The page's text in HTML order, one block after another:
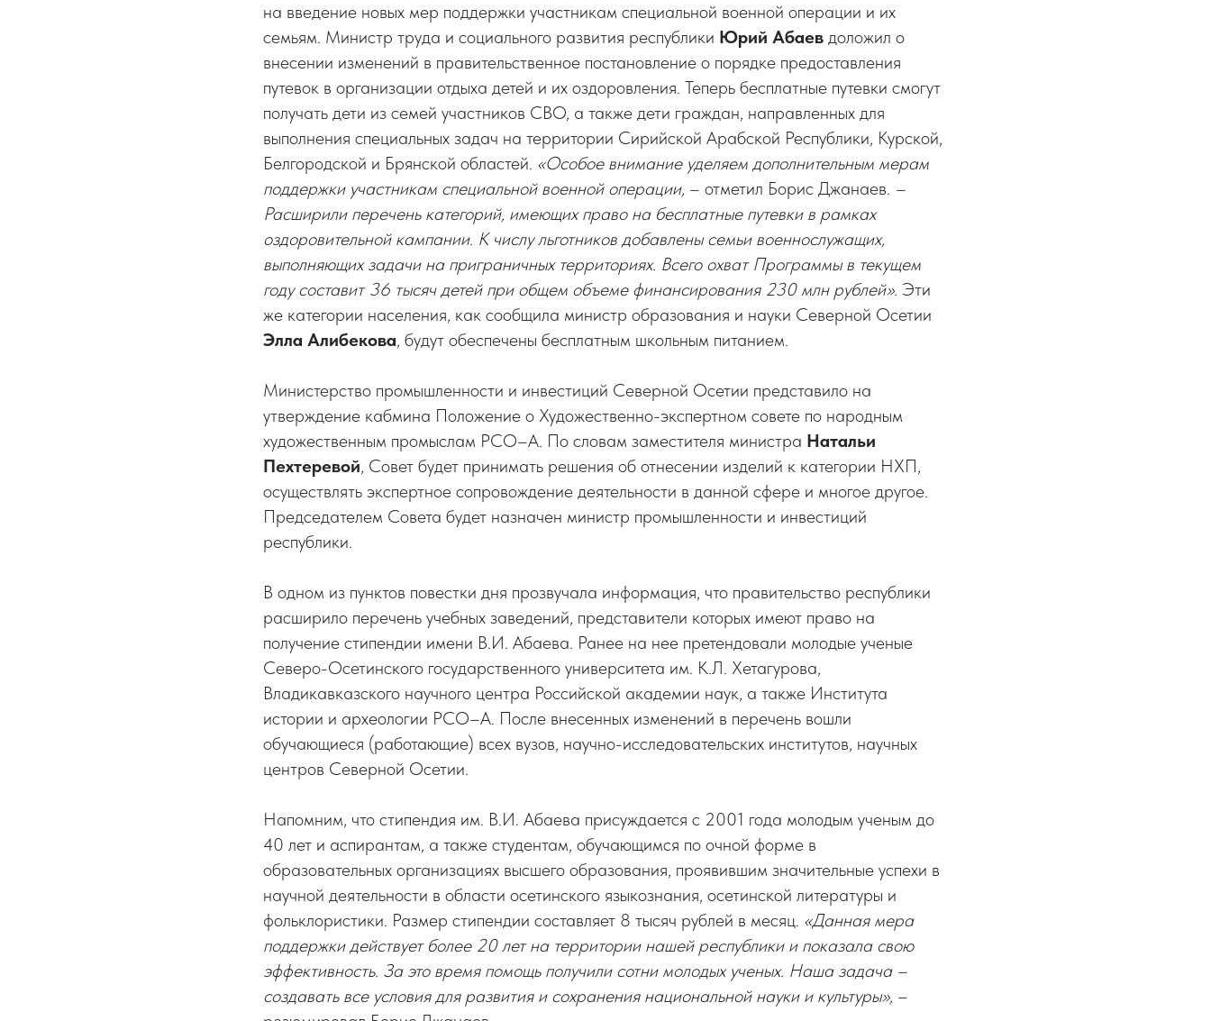
на введение новых мер поддержки участникам специальной военной операции и их
семьям. Министр труда и социального развития республики Юрий Абаев доложил о
внесении изменений в правительственное постановление о порядке предоставления
путевок в организации отдыха детей и их оздоровления. Теперь бесплатные путевки смогут
получать дети из семей участников СВО, а также дети граждан, направленных для
выполнения специальных задач на территории Сирийской Арабской Республики, Курской,
Белгородской и Брянской областей. «Особое внимание уделяем дополнительным мерам
поддержки участникам специальной военной операции, – отметил Борис Джанаев. –
Расширили перечень категорий, имеющих право на бесплатные путевки в рамках
оздоровительной кампании. К числу льготников добавлены семьи военнослужащих,
выполняющих задачи на приграничных территориях. Всего охват Программы в текущем
году составит 36 тысяч детей при общем объеме финансирования 230 млн рублей». Эти
же категории населения, как сообщила министр образования и науки Северной Осетии
Элла Алибекова, будут обеспечены бесплатным школьным питанием.
Министерство промышленности и инвестиций Северной Осетии представило на
утверждение кабмина Положение о Художественно-экспертном совете по народным
художественным промыслам РСО–А. По словам заместителя министра Натальи
Пехтеревой, Совет будет принимать решения об отнесении изделий к категории НХП,
осуществлять экспертное сопровождение деятельности в данной сфере и многое другое.
Председателем Совета будет назначен министр промышленности и инвестиций
республики.
В одном из пунктов повестки дня прозвучала информация, что правительство республики
расширило перечень учебных заведений, представители которых имеют право на
получение стипендии имени В.И. Абаева. Ранее на нее претендовали молодые ученые
Северо-Осетинского государственного университета им. К.Л. Хетагурова,
Владикавказского научного центра Российской академии наук, а также Института
истории и археологии РСО–А. После внесенных изменений в перечень вошли
обучающиеся (работающие) всех вузов, научно-исследовательских институтов, научных
центров Северной Осетии.
Напомним, что стипендия им. В.И. Абаева присуждается с 2001 года молодым ученым до
40 лет и аспирантам, а также студентам, обучающимся по очной форме в
образовательных организациях высшего образования, проявившим значительные успехи в
научной деятельности в области осетинского языкознания, осетинской литературы и
фольклористики. Размер стипендии составляет 8 тысяч рублей в месяц. «Данная мера
поддержки действует более 20 лет на территории нашей республики и показала свою
эффективность. За это время помощь получили сотни молодых ученых. Наша задача –
создавать все условия для развития и сохранения национальной науки и культуры», –